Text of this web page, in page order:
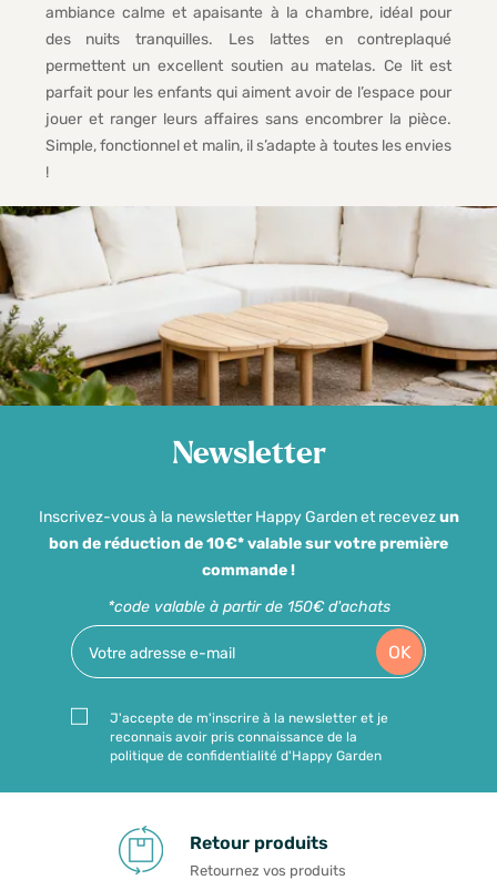
ambiance calme et apaisante à la chambre, idéal pour
des nuits tranquilles. Les lattes en contreplaqué
permettent un excellent soutien au matelas. Ce lit est
parfait pour les enfants qui aiment avoir de l’espace pour
jouer et ranger leurs affaires sans encombrer la pièce.
Simple, fonctionnel et malin, il s’adapte à toutes les envies
!
Newsletter
Inscrivez-vous à la newsletter Happy Garden et recevezun
bon de réduction de 10€* valable sur votre première
commande !
*code valable à partir de 150€ d'achats
OK
J'accepte de m'inscrire à la newsletter et je
reconnais avoir pris connaissance de la
politique de confidentialité d'Happy Garden
Retour produits
Retournez vos produits